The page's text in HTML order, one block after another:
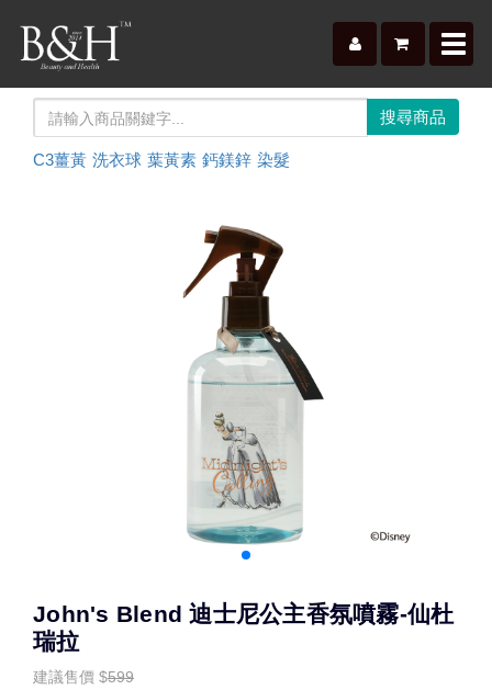
C3薑黃 洗衣球 葉黃素 鈣鎂鋅 染髮
John's Blend 迪士尼公主香氛噴霧-仙杜
瑞拉
建議售價 $599